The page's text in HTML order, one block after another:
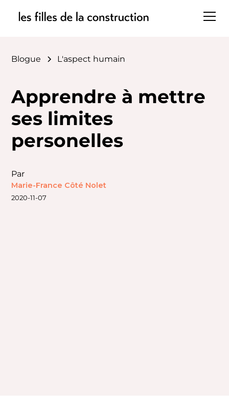
Blogue L'aspect humain
Apprendre à mettre
ses limites
personelles
Par
Marie-France Côté Nolet
2020-11-07